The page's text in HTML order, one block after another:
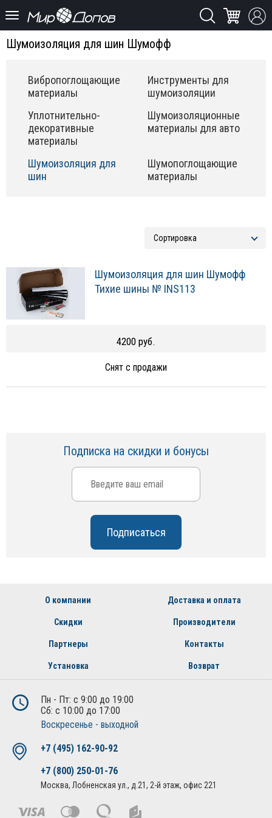
Шумоизоляция для шин Шумофф
Вибропоглощающие
материалы
Инструменты для
шумоизоляции
Уплотнительно-
декоративные
материалы
Шумоизоляционные
материалы для авто
Шумоизоляция для
шин
Шумопоглощающие
материалы
Шумоизоляция для шин Шумофф
Тихие шины № INS113
4200 руб.
Снят с продажи
Подписка на скидки и бонусы
О компании Доставка и оплата
Скидки Производители
Партнеры Контакты
Установка Возврат
Пн - Пт: с 9:00 до 19:00
Сб: с 10:00 до 17:00
Воскресенье - выходной
+7 (495) 162-90-92
+7 (800) 250-01-76
Москва, Лобненская ул., д.21, 2-й этаж, офис 221